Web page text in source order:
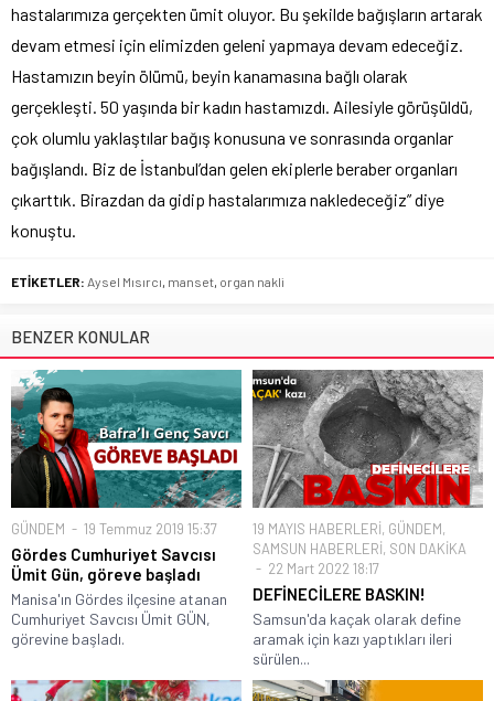
hastalarımıza gerçekten ümit oluyor. Bu şekilde bağışların artarak
devam etmesi için elimizden geleni yapmaya devam edeceğiz.
Hastamızın beyin ölümü, beyin kanamasına bağlı olarak
gerçekleşti. 50 yaşında bir kadın hastamızdı. Ailesiyle görüşüldü,
çok olumlu yaklaştılar bağış konusuna ve sonrasında organlar
bağışlandı. Biz de İstanbul’dan gelen ekiplerle beraber organları
çıkarttık. Birazdan da gidip hastalarımıza nakledeceğiz” diye
konuştu.
ETİKETLER: Aysel Mısırcı manset organ nakli
BENZER KONULAR
GÜNDEM 19 Temmuz 2019 15:37
Gördes Cumhuriyet Savcısı
Ümit Gün, göreve başladı
Manisa'ın Gördes ilçesine atanan
Cumhuriyet Savcısı Ümit GÜN,
görevine başladı.
19 MAYIS HABERLERİ, GÜNDEM,
SAMSUN HABERLERİ, SON DAKİKA
22 Mart 2022 18:17
DEFİNECİLERE BASKIN!
Samsun'da kaçak olarak define
aramak için kazı yaptıkları ileri
sürülen...